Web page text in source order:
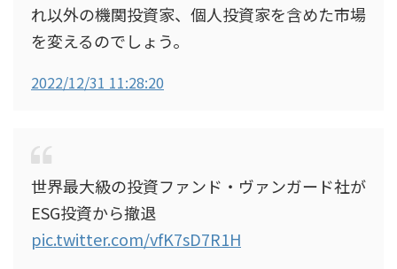
れ以外の機関投資家、個人投資家を含めた市場
を変えるのでしょう。
2022/12/31 11:28:20
世界最大級の投資ファンド・ヴァンガード社が
ESG投資から撤退
pic.twitter.com/vfK7sD7R1H